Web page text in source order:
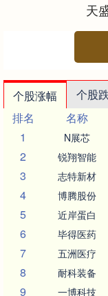
天
个股涨幅 个股
排名
名称
1
N展芯
2 锐翔智能
3 志特新材
4 博腾股份
5 近岸蛋白
6 毕得医药
7 五洲医疗
8 耐科装备
9 一博科技